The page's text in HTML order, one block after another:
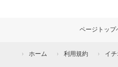
ページトップ
ホーム 利用規約 イ